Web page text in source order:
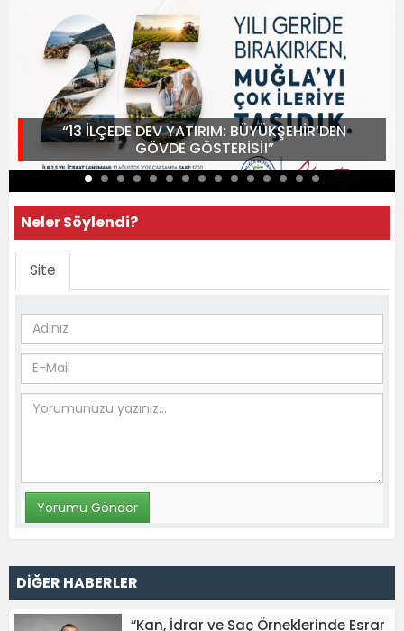
“13 İLÇEDE DEV YATIRIM: BÜYÜKŞEHİR’DEN
GÖVDE GÖSTERİSİ!”
Neler Söylendi?
Site
DİĞER HABERLER
“Kan, İdrar ve Saç Örneklerinde Esrar